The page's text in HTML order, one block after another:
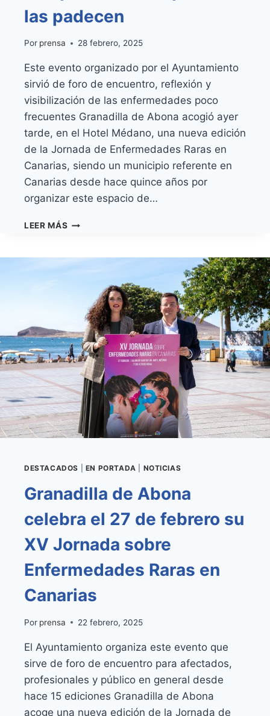
las padecen
Por prensa 28 febrero, 2025
Este evento organizado por el Ayuntamiento
sirvió de foro de encuentro, reflexión y
visibilización de las enfermedades poco
frecuentes Granadilla de Abona acogió ayer
tarde, en el Hotel Médano, una nueva edición
de la Jornada de Enfermedades Raras en
Canarias, siendo un municipio referente en
Canarias desde hace quince años por
organizar este espacio de…
LEER MÁS GRANADILLA
CELEBRÓ
JORNADA
SOBRE
ENFERMEDADES
RARAS
EN
CANARIAS
REAFIRMANDO
SU
COMPROMISO
CON
QUIENES
LAS
DESTACADOS EN PORTADA NOTICIAS
Granadilla de Abona
celebra el 27 de febrero su
XV Jornada sobre
Enfermedades Raras en
Canarias
Por prensa 22 febrero, 2025
El Ayuntamiento organiza este evento que
sirve de foro de encuentro para afectados,
profesionales y público en general desde
hace 15 ediciones Granadilla de Abona
acoge una nueva edición de la Jornada de